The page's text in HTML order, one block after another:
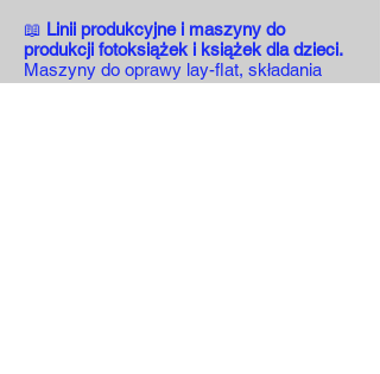
📖 Linii produkcyjne i maszyny do
produkcji fotoksiążek i książek dla dzieci.
Maszyny do oprawy lay-flat, składania
kartonu, montażu i oprawy książek